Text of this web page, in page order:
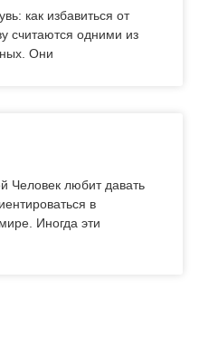
как избавиться от
считаются одними из
Они
Человек любит давать
в
Иногда эти